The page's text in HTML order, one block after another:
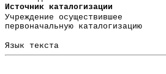
Источник каталогизации
Учреждение осуществившее
первоначальную каталогизацию
Язык текста